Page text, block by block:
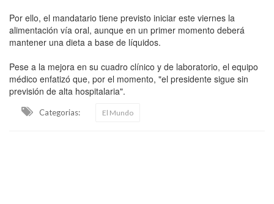
Por ello, el mandatario tiene previsto iniciar este viernes la
alimentación vía oral, aunque en un primer momento deberá
mantener una dieta a base de líquidos.
Pese a la mejora en su cuadro clínico y de laboratorio, el equipo
médico enfatizó que, por el momento, "el presidente sigue sin
previsión de alta hospitalaria".
Categorias: El Mundo